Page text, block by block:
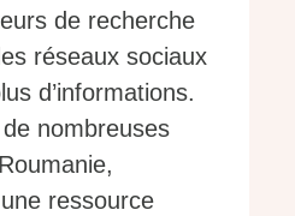
de recherche
réseaux sociaux
d’informations.
nombreuses
ressource